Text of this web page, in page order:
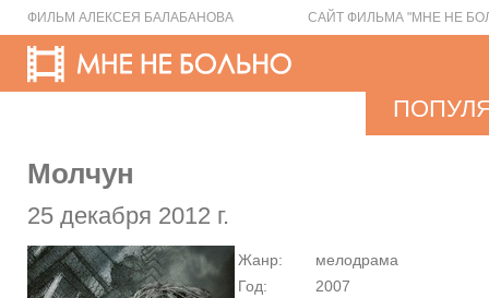
ФИЛЬМ АЛЕКСЕЯ БАЛАБАНОВА САЙТ ФИЛЬМА "МНЕ НЕ
Молчун
25 декабря 2012 г.
Жанр:
мелодрама
Год:
2007